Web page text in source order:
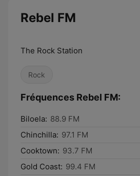
Rebel FM
The Rock Station
Rock
Fréquences Rebel FM:
Biloela: 88.9 FM
Chinchilla: 97.1 FM
Cooktown: 93.7 FM
Gold Coast: 99.4 FM